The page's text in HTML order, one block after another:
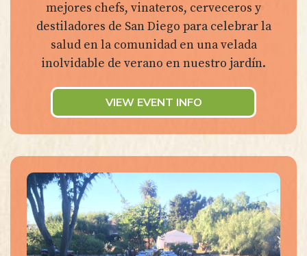
mejores chefs, vinateros, cerveceros y
destiladores de San Diego para celebrar la
salud en la comunidad en una velada
inolvidable de verano en nuestro jardín.
VIEW EVENT INFO